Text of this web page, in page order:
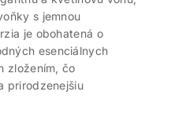
s jemnou
je obohatená o
esenciálnych
zložením, čo
prirodzenejšiu